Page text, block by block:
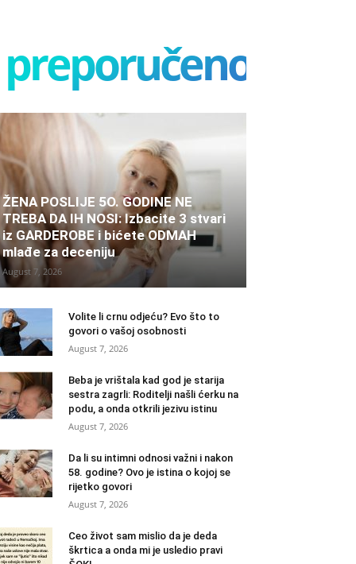
preporučeno
ŽENA POSLIJE 5O. GODINE NE
TREBA DA IH NOSI: Izbacite 3 stvari
iz GARDEROBE i bićete ODMAH
mlađe za deceniju
August 7, 2026
Volite li crnu odjeću? Evo što to
govori o vašoj osobnosti
August 7, 2026
Beba je vrištala kad god je starija
sestra zagrli: Roditelji našli ćerku na
podu, a onda otkrili jezivu istinu
August 7, 2026
Da li su intimni odnosi važni i nakon
58. godine? Ovo je istina o kojoj se
rijetko govori
August 7, 2026
Ceo život sam mislio da je deda
škrtica a onda mi je usledio pravi